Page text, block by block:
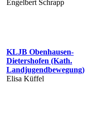
Engelbert Schrapp
KLJB Obenhausen-
Dietershofen (Kath.
Landjugendbewegung)
Elisa Küffel